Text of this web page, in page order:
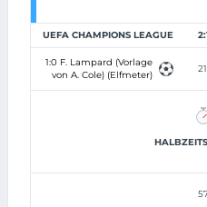
UEFA CHAMPIONS LEAGUE
1:0 F. Lampard (Vorlage
von A. Cole) (Elfmeter)
21.